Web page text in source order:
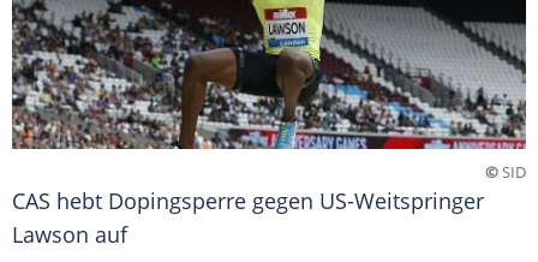
©SID
CAS hebt Dopingsperre gegen US-Weitspringer
Lawson auf